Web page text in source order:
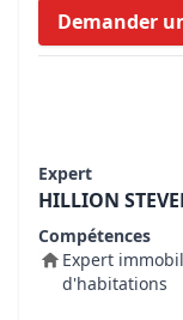
Demander
Expert
HILLION
Compétences
Expert
d'habitations